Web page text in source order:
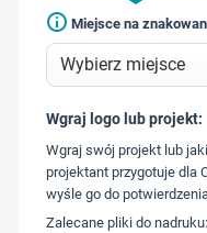
Miejsce na
217
Wgraj logo lub projekt:
Wgraj swój projekt lub
projektant przygotuje dla
wyśle go do
Zalecane pliki do nadruku: